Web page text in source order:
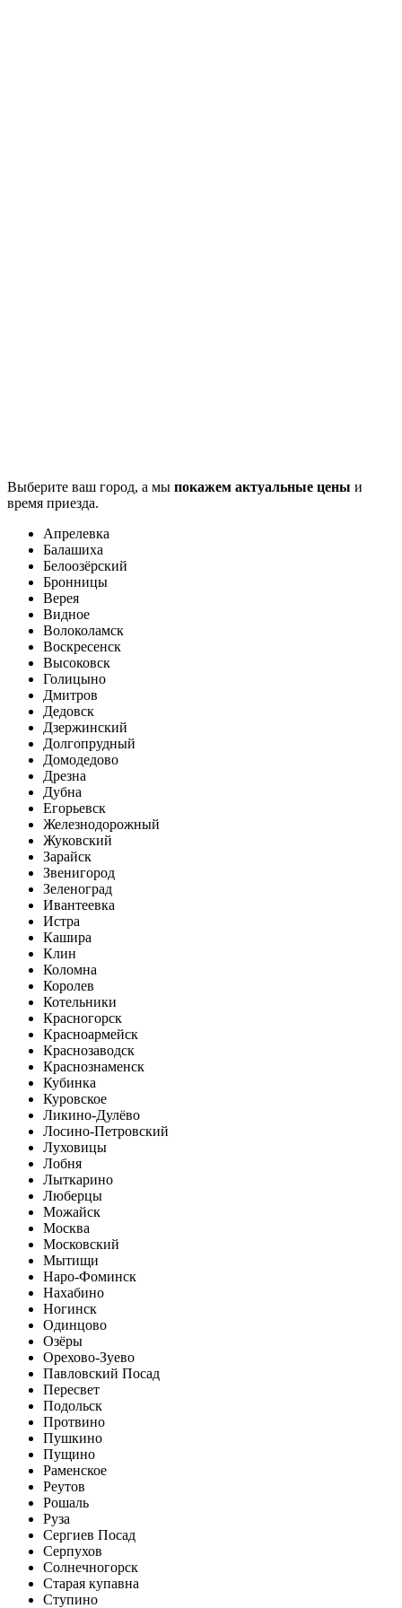
Выберите ваш город, а мы покажем актуальные цены и
время приезда.
Апрелевка
Балашиха
Белоозёрский
Бронницы
Верея
Видное
Волоколамск
Воскресенск
Высоковск
Голицыно
Дмитров
Дедовск
Дзержинский
Долгопрудный
Домодедово
Дрезна
Дубна
Егорьевск
Железнодорожный
Жуковский
Зарайск
Звенигород
Зеленоград
Ивантеевка
Истра
Кашира
Клин
Коломна
Королев
Котельники
Красногорск
Красноармейск
Краснозаводск
Краснознаменск
Кубинка
Куровское
Ликино-Дулёво
Лосино-Петровский
Луховицы
Лобня
Лыткарино
Люберцы
Можайск
Москва
Московский
Мытищи
Наро-Фоминск
Нахабино
Ногинск
Одинцово
Озёры
Орехово-Зуево
Павловский Посад
Пересвет
Подольск
Протвино
Пушкино
Пущино
Раменское
Реутов
Рошаль
Руза
Сергиев Посад
Серпухов
Солнечногорск
Старая купавна
Ступино